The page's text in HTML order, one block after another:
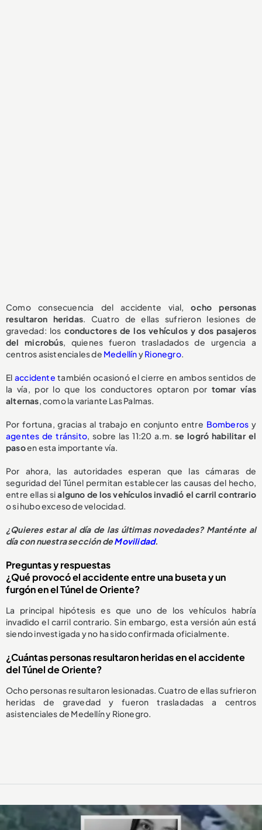
Como consecuencia del accidente vial,ocho personas
resultaron heridas. Cuatro de ellas sufrieron lesiones de
gravedad: los conductores de los vehículos y dos pasajeros
del microbús, quienes fueron trasladados de urgencia a
centros asistenciales de MedellínyRionegro.
El accidente también ocasionó el cierre en ambos sentidos de
la vía, por lo que los conductores optaron por tomar vías
alternas, como la variante Las Palmas.
Por fortuna, gracias al trabajo en conjunto entre Bomberos y
agentes de tránsito, sobre las 11:20 a.m. se logró habilitar el
pasoen esta importante vía.
Por ahora, las autoridades esperan que las cámaras de
seguridad del Túnel permitan establecer las causas del hecho,
entre ellas sialguno de los vehículos invadió el carril contrario
o si hubo exceso de velocidad.
¿Quieres estar al día de las últimas novedades? Manténte al
día con nuestra sección deMovilidad.
Preguntas y respuestas
¿Qué provocó el accidente entre una buseta y un
furgón en el Túnel de Oriente?
La principal hipótesis es que uno de los vehículos habría
invadido el carril contrario. Sin embargo, esta versión aún está
siendo investigada y no ha sido confirmada oficialmente.
¿Cuántas personas resultaron heridas en el accidente
del Túnel de Oriente?
Ocho personas resultaron lesionadas. Cuatro de ellas sufrieron
heridas de gravedad y fueron trasladadas a centros
asistenciales de Medellín y Rionegro.